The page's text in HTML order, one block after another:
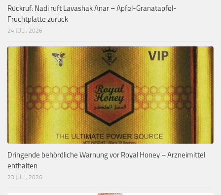
Rückruf: Nadi ruft Lavashak Anar – Apfel-Granatapfel-
Fruchtplatte zurück
24 JULI, 2026
Dringende behördliche Warnung vor Royal Honey – Arzneimittel
enthalten
23 JULI, 2026